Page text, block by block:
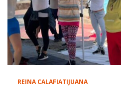
REINA CALAFIATIJUANA